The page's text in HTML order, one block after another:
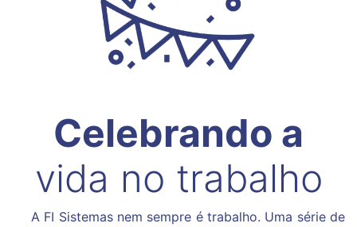
Celebrando a
vida no trabalho
A FI Sistemas nem sempre é trabalho. Uma série de